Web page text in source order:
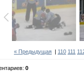
« Предыдущая | 110 111
0